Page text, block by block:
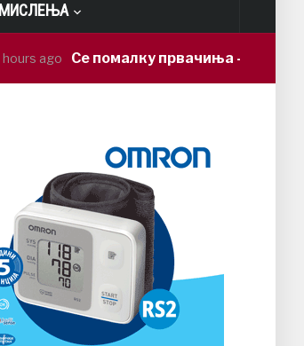
МИСЛЕЊА
Се помалку првачиња – партиите се